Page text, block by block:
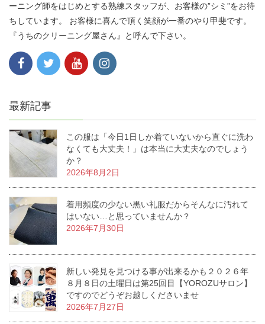
ーニング師をはじめとする熟練スタッフが、お客様の”シミ”をお待
ちしています。 お客様に喜んで頂く笑顔が一番のやり甲斐です。
『うちのクリーニング屋さん』と呼んで下さい。
最新記事
この服は「今日1日しか着ていないから直ぐに洗わ
なくても大丈夫！」は本当に大丈夫なのでしょう
か？
2026年8月2日
着用頻度の少ない黒い礼服だからそんなに汚れて
はいない…と思っていませんか？
2026年7月30日
新しい発見を見つける事が出来るかも２０２６年
８月８日の土曜日は第25回目【YOROZUサロン】
ですのでどうぞお越しくださいませ
2026年7月27日